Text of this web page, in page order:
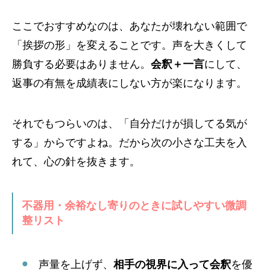
ここでおすすめなのは、あなたが壊れない範囲で
「挨拶の形」を変えることです。声を大きくして
勝負する必要はありません。 会釈＋一言にして、
返事の有無を成績表にしない方が楽になります。
それでもつらいのは、「自分だけが損してる気が
する」からですよね。だから次の小さな工夫を入
れて、心の針を抜きます。
不器用・余裕なし寄りのときに試しやすい微調
整リスト
声量を上げず、 相手の視界に入って会釈を優